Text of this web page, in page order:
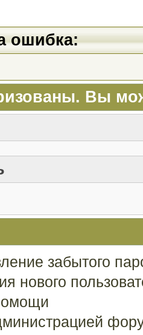
ошибка:
Вы
забытого
нового